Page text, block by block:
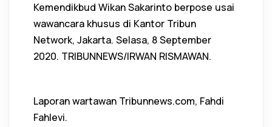
Kemendikbud Wikan Sakarinto berpose usai
wawancara khusus di Kantor Tribun
Network, Jakarta. Selasa, 8 September
2020. TRIBUNNEWS/IRWAN RISMAWAN.
Laporan wartawan Tribunnews.com, Fahdi
Fahlevi.